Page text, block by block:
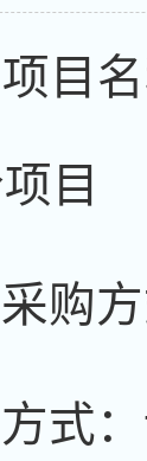
目
目
购
式